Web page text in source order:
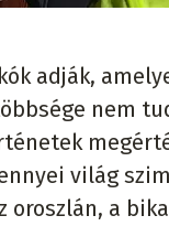
adják,
nem
világ
a